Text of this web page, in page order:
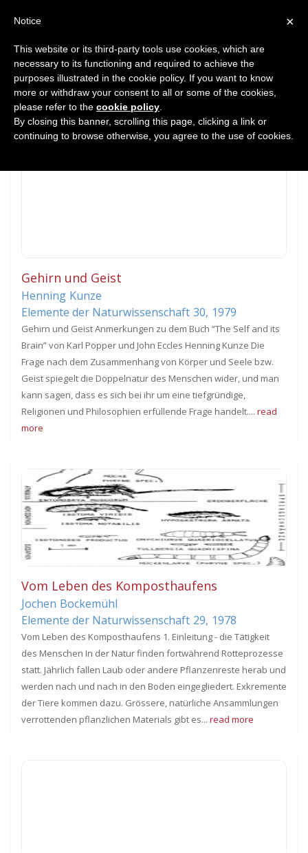
Journal Article
Gehirn und Geist
Henning Kunze
Elemente der Naturwissenschaft 30, 1979
Gehirn und Geist Anmerkungen zu dem Buch “The Self and its
Brain” von Karl Popper und John Eccles Henning Kunze Die
Frage nach dem Zusammenhang von Körper und Seele bzw.
Geist spiegelt die Doppelnatur des Menschen wider, und man
kann sagen, dass es sich bei ihr um eine tiefgründige,
Religionen und Philosophien erfüllende Frage handelt.... read
more
Vom Leben des Komposthaufens
Jochen Bockemühl
Elemente der Naturwissenschaft 29, 1978
Vom Leben des Komposthaufens 1. Einleitung - die Tätigkeit
des Menschen In der Natur finden fortwährend Rotteprozesse
statt. Jährlich fallen Laub oder andere Pflanzenreste herab und
werden nach und nach in den Boden eingegliedert. Exkremente
der Tiere kommen dazu. Grössere, natürliche Ansammlungen
verrottenden pflanzlichen Materials gibt es... read more
×
Notice
This website or its third-party tools use cookies, which are
necessary to its functioning and required to achieve the
purposes illustrated in the cookie policy. If you want to know
more or withdraw your consent to all or some of the cookies,
please refer to the cookie policy
By closing this banner, scrolling this page, clicking a link or
continuing to browse otherwise, you agree to the use of cookies.